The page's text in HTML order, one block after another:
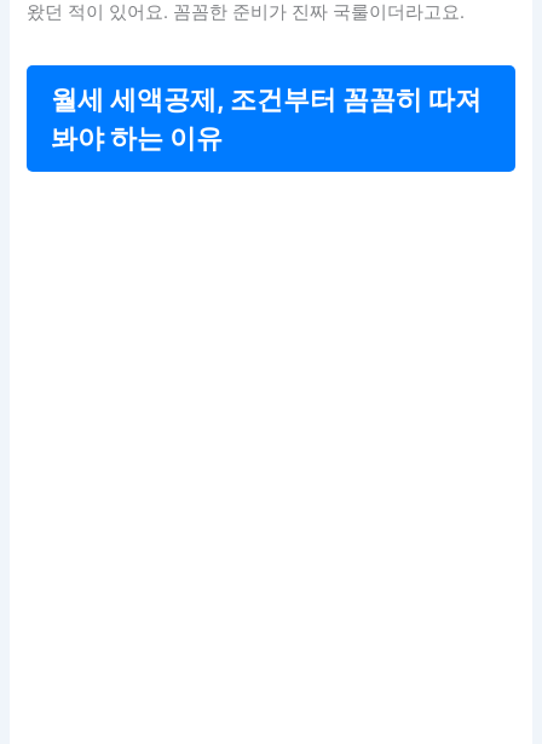
왔던 적이 있어요. 꼼꼼한 준비가 진짜 국룰이더라고요.
월세 세액공제, 조건부터 꼼꼼히 따져
봐야 하는 이유